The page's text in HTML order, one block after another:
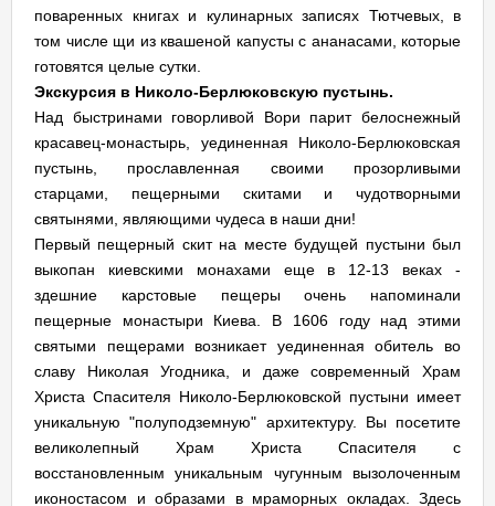
поваренных книгах и кулинарных записях Тютчевых, в
том числе щи из квашеной капусты с ананасами, которые
готовятся целые сутки.
Экскурсия в Николо-Берлюковскую пустынь.
Над быстринами говорливой Вори парит белоснежный
красавец-монастырь, уединенная Николо-Берлюковская
пустынь, прославленная своими прозорливыми
старцами, пещерными скитами и чудотворными
святынями, являющими чудеса в наши дни!
Первый пещерный скит на месте будущей пустыни был
выкопан киевскими монахами еще в 12-13 веках -
здешние карстовые пещеры очень напоминали
пещерные монастыри Киева. В 1606 году над этими
святыми пещерами возникает уединенная обитель во
славу Николая Угодника, и даже современный Храм
Христа Спасителя Николо-Берлюковской пустыни имеет
уникальную "полуподземную" архитектуру. Вы посетите
великолепный Храм Христа Спасителя с
восстановленным уникальным чугунным вызолоченным
иконостасом и образами в мраморных окладах. Здесь